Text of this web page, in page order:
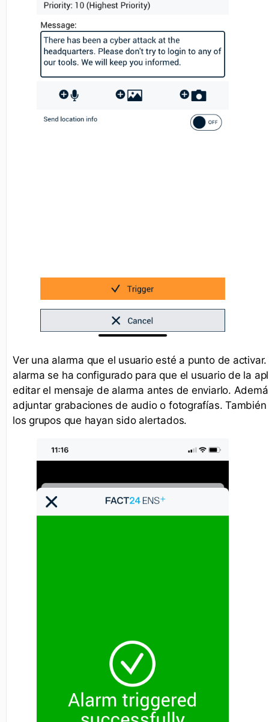
Ver una alarma que el usuario esté a punto de
alarma se ha configurado para que el usuario de la
editar el mensaje de alarma antes de enviarlo.
adjuntar grabaciones de audio o fotografías.
los grupos que hayan sido alertados.